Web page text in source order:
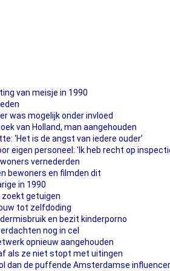
van meisje in 1990
was mogelijk onder invloed
van Holland, man aangehouden
‘Het is de angst van iedere ouder’
eigen personeel: 'Ik heb recht op
vernederden
bewoners en filmden dit
in 1990
zoekt getuigen
tot zelfdoding
en bezit kinderporno
nog in cel
opnieuw aangehouden
als ze niet stopt met uitingen
dan de puffende Amsterdamse